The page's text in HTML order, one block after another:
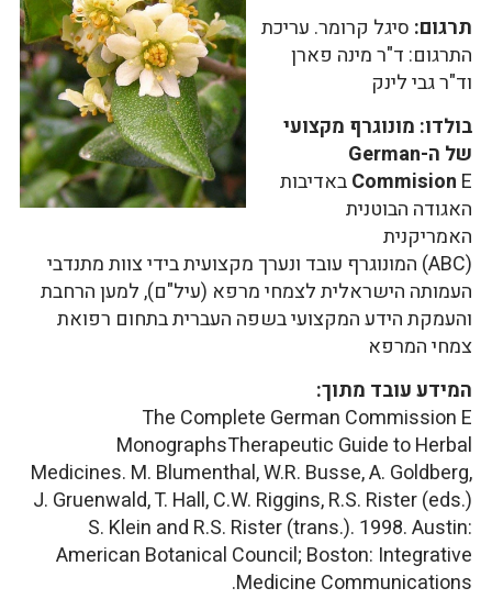
תרגום: סיגל קרומר. עריכת
התרגום: ד"ר מינה פארן
וד"ר גבי לינק
בולדו: מונוגרף מקצועי
של ה-German
CommisionE באדיבות
האגודה הבוטנית
האמריקנית
(ABC) המונוגרף עובד ונערך מקצועית בידי צוות מתנדבי
העמותה הישראלית לצמחי מרפא (עיל"ם), למען הרחבת
והעמקת הידע המקצועי בשפה העברית בתחום רפואת
צמחי המרפא
המידע עובד מתוך:
The Complete German Commission E
MonographsTherapeutic Guide to Herbal
Medicines. M. Blumenthal, W.R. Busse, A. Goldberg,
J. Gruenwald, T. Hall, C.W. Riggins, R.S. Rister (eds.)
S. Klein and R.S. Rister (trans.). 1998. Austin:
American Botanical Council; Boston: Integrative
Medicine Communications.